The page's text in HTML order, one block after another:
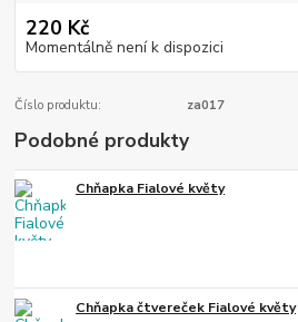
220 Kč
Momentálně není k dispozici
Číslo produktu: za017
Podobné produkty
Chňapka Fialové květy
Chňapka čtvereček Fialové květy